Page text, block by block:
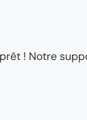
! Notre